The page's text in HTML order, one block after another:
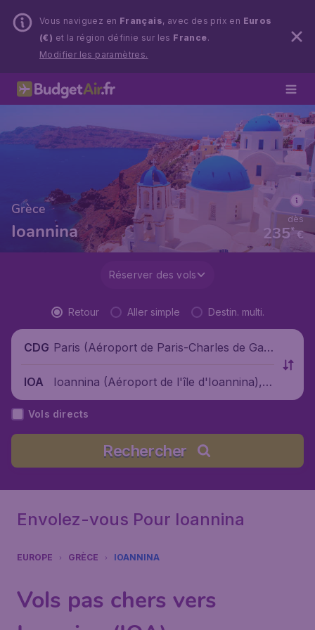
Vous naviguez en Français, avec des prix en Euros
(€) et la région définie sur les France.
Modifier les paramètres.
Grèce
Ioannina €
235*
dès
Réserver des vols
Retour Aller simple Destin. multi.
CDG Paris (Aéroport de Paris-Charles de Gaul
IOA
Ioannina (Aéroport de l'île d'Ioannina), G
rèce
Vols directs
Rechercher
Envolez-vous Pour Ioannina
EUROPE GRÈCE IOANNINA
Vols pas chers vers